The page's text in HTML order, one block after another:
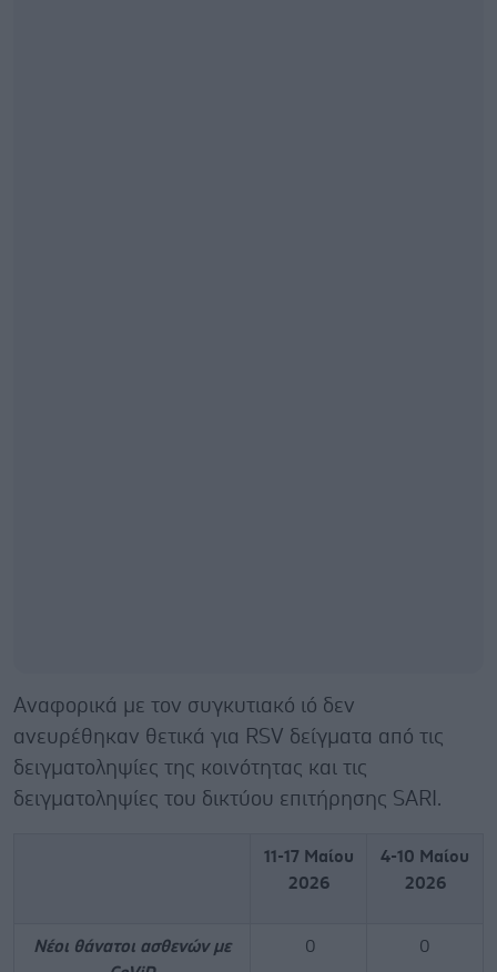
Αναφορικά με τον συγκυτιακό ιό δεν
ανευρέθηκαν θετικά για RSV δείγματα από τις
δειγματοληψίες της κοινότητας και τις
δειγματοληψίες του δικτύου επιτήρησης SARI.
11-17 Μαίου
2026
4-10 Μαίου
2026
Νέοι θάνατοι ασθενών με
0 0